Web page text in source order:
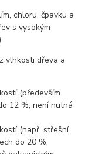
chloru, čpavku a
s vysokým
vlhkosti dřeva a
(především
12 %, není nutná
(např. střešní
do 20 %,